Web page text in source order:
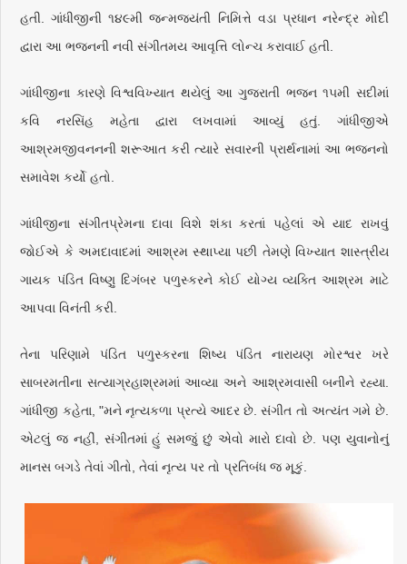
હતી. ગાંધીજીની ૧૪૯મી જન્મજયંતી નિમિત્તે વડા પ્રધાન નરેન્દ્ર મોદી
દ્વારા આ ભજનની નવી સંગીતમય આવૃત્તિ લોન્ચ કરાવાઈ હતી.
ગાંધીજીના કારણે વિશ્વવિખ્યાત થયેલું આ ગુજરાતી ભજન ૧૫મી સદીમાં
કવિ નરસિંહ મહેતા દ્વારા લખવામાં આવ્યું હતું. ગાંધીજીએ
આશ્રમજીવનનની શરૂઆત કરી ત્યારે સવારની પ્રાર્થનામાં આ ભજનનો
સમાવેશ કર્યો હતો.
ગાંધીજીના સંગીતપ્રેમના દાવા વિશે શંકા કરતાં પહેલાં એ યાદ રાખવું
જોઈએ કે અમદાવાદમાં આશ્રમ સ્થાપ્યા પછી તેમણે વિખ્યાત શાસ્ત્રીય
ગાયક પંડિત વિષ્ણુ દિગંબર પળુસ્કરને કોઈ યોગ્ય વ્યક્તિ આશ્રમ માટે
આપવા વિનંતી કરી.
તેના પરિણામે પંડિત પળુસ્કરના શિષ્ય પંડિત નારાયણ મોરશ્વર ખરે
સાબરમતીના સત્યાગ્રહાશ્રમમાં આવ્યા અને આશ્રમવાસી બનીને રહ્યા.
ગાંધીજી કહેતા, "મને નૃત્યકળા પ્રત્યે આદર છે. સંગીત તો અત્યંત ગમે છે.
એટલું જ નહીં, સંગીતમાં હું સમજું છું એવો મારો દાવો છે. પણ યુવાનોનું
માનસ બગડે તેવાં ગીતો, તેવાં નૃત્ય પર તો પ્રતિબંધ જ મૂકું.